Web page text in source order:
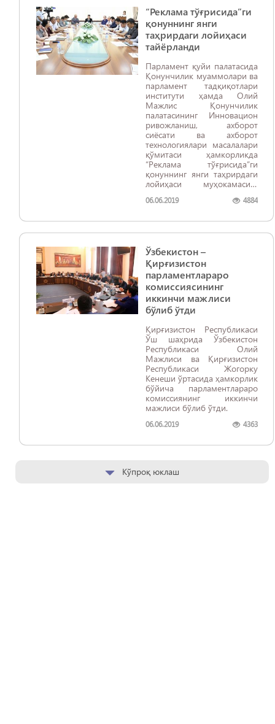
“Реклама тўғрисида”ги
қонуннинг янги
таҳрирдаги лойиҳаси
тайёрланди
Парламент қуйи палатасида
Қонунчилик муаммолари ва
парламент тадқиқотлари
институти ҳамда Олий
Мажлис Қонунчилик
палатасининг Инновацион
ривожланиш, ахборот
сиёсати ва ахборот
технологиялари масалалари
қўмитаси ҳамкорликда
“Реклама тўғрисида”ги
қонуннинг янги таҳрирдаги
лойиҳаси муҳокамасига
ташкил этилди.
06.06.2019 4884
Ўзбекистон –
Қирғизистон
парламентлараро
комиссиясининг
иккинчи мажлиси
бўлиб ўтди
Қирғизистон Республикаси
Ўш шаҳрида Ўзбекистон
Республикаси Олий
Мажлиси ва Қирғизистон
Республикаси Жогорку
Кенеши ўртасида ҳамкорлик
бўйича парламентлараро
комиссиянинг иккинчи
мажлиси бўлиб ўтди.
06.06.2019 4363
Кўпроқ юклаш